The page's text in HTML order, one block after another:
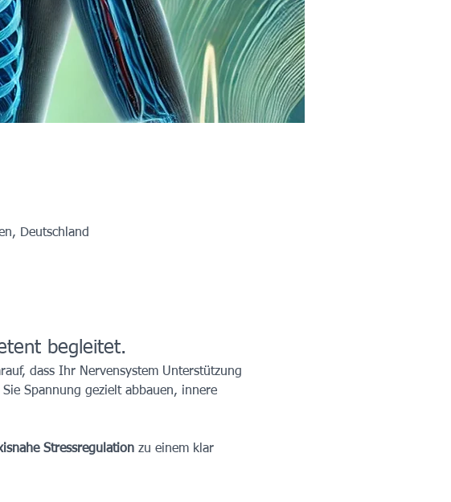
Deutschland
begleitet.
dass Ihr Nervensystem Unterstützung
Spannung gezielt abbauen, innere
Stressregulation zu einem klar